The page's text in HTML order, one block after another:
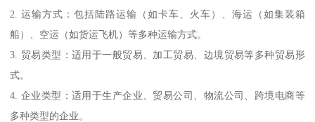
2. 运输方式：包括陆路运输（如卡车、火车）、海运（如集装箱
船）、空运（如货运飞机）等多种运输方式。
3. 贸易类型：适用于一般贸易、加工贸易、边境贸易等多种贸易形
式。
4. 企业类型：适用于生产企业、贸易公司、物流公司、跨境电商等
多种类型的企业。